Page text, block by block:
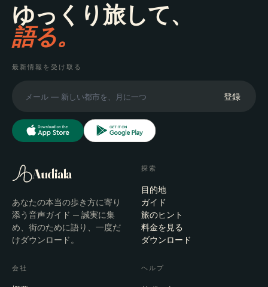
ゆっくり旅して、
語る。
最新情報を受け取る
登録
Audiala
あなたの本当の歩き方に寄り
添う音声ガイド — 誠実に集
め、街のために語り、一度だ
けダウンロード。
探索
目的地
ガイド
旅のヒント
料金を見る
ダウンロード
会社 ヘルプ